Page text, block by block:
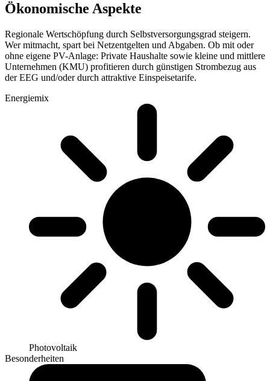
Ökonomische Aspekte
Regionale Wertschöpfung durch Selbstversorgungsgrad steigern.
Wer mitmacht, spart bei Netzentgelten und Abgaben. Ob mit oder
ohne eigene PV-Anlage: Private Haushalte sowie kleine und mittlere
Unternehmen (KMU) profitieren durch günstigen Strombezug aus
der EEG und/oder durch attraktive Einspeisetarife.
Energiemix
Photovoltaik
Besonderheiten